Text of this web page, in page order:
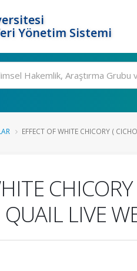
Yönetim Sistemi
EFFECT OF WHITE CHICORY (
LIVE